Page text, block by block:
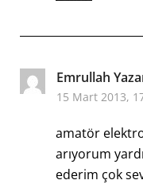
Emrullah
15 Mart 2013,
amatör
arıyorum
ederim çok